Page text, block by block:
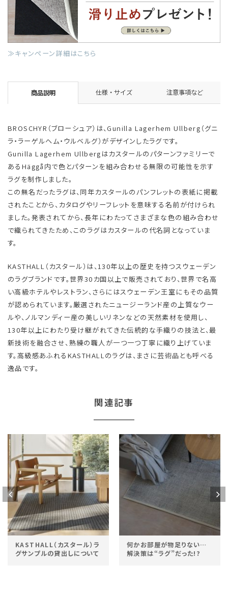
≫キャンペーン詳細はこちら
商品説明 仕様・サイズ 注意事項など
BROSCHYR（ブローシュア）は、Gunilla Lagerhem Ullberg（グニ
ラ・ラーゲルヘム・ウルベルグ）がデザインしたラグです。
Gunilla Lagerhem Ullbergはカスタールのパターンファミリーで
あるHäggå内で色とパターンを組み合わせる無限の可能性を示す
ラグを制作しました。
この無名だったラグは、同年カスタールのパンフレットの表紙に掲載
されたことから、カタログやリーフレットを意味する名前が付けられ
ました。発表されてから、長年にわたってさまざまな色の組み合わせ
で織られてきたため、このラグはカスタールの代名詞となっていま
す。
KASTHALL（カスタール）は、130年以上の歴史を持つスウェーデン
のラグブランドです。世界30カ国以上で販売されており、世界で名高
い高級ホテルやレストラン、さらにはスウェーデン王室にもその品質
が認められています。厳選されたニュージーランド産の上質なウー
ルや、ノルマンディー産の美しいリネンなどの天然素材を使用し、
130年以上にわたり受け継がれてきた伝統的な手織りの技法と、最
新技術を融合させ、熟練の職人が一つ一つ丁寧に織り上げていま
す。高級感あふれるKASTHALLのラグは、まさに芸術品とも呼べる
逸品です。
関連記事
KASTHALL（カスタール）ラ
グサンプルの貸出しについて
何かお部屋が物足りない…
解決策は“ラグ”だった!?